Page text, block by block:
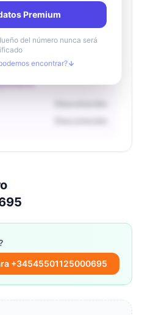
Desconocido
Desconocido
Desconocido
Premium
del número nunca será
encontrar?
+34545501125000695